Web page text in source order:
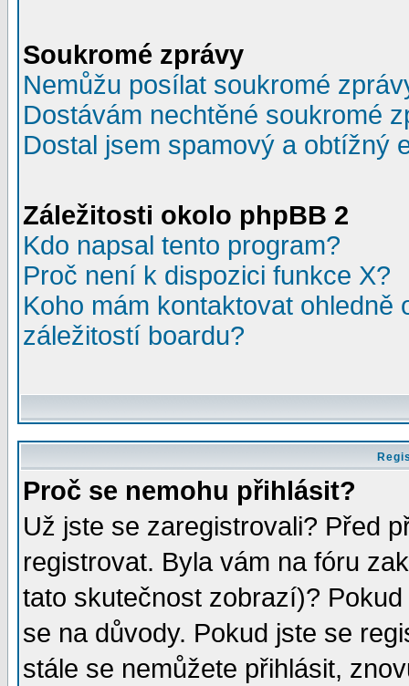
Soukromé zprávy
Nemůžu posílat soukromé
Dostávám nechtěné soukromé
Dostal jsem spamový a obtížný
Záležitosti okolo phpBB 2
Kdo napsal tento program?
Proč není k dispozici funkce X?
Koho mám kontaktovat
záležitostí boardu?
Proč se nemohu přihlásit?
Už jste se zaregistrovali? Před
registrovat. Byla vám na fóru
tato skutečnost zobrazí)?
se na důvody. Pokud jste se
stále se nemůžete přihlásit,